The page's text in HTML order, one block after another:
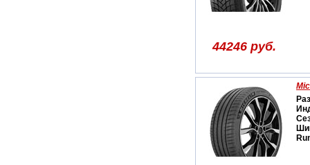
44246 руб.